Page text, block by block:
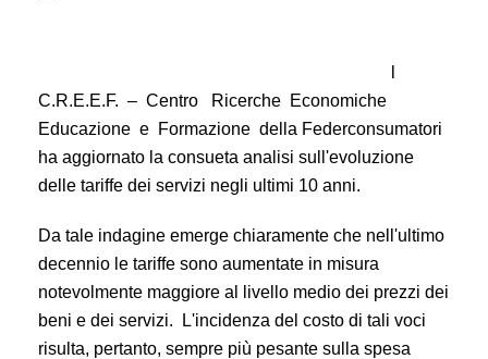
C.R.E.E.F. – Centro Ricerche Economiche
Educazione e Formazione della Federconsumatori
ha aggiornato la consueta analisi sull'evoluzione
delle tariffe dei servizi negli ultimi 10 anni.
Da tale indagine emerge chiaramente che nell'ultimo
decennio le tariffe sono aumentate in misura
notevolmente maggiore al livello medio dei prezzi dei
beni e dei servizi. L'incidenza del costo di tali voci
risulta, pertanto, sempre più pesante sulla spesa